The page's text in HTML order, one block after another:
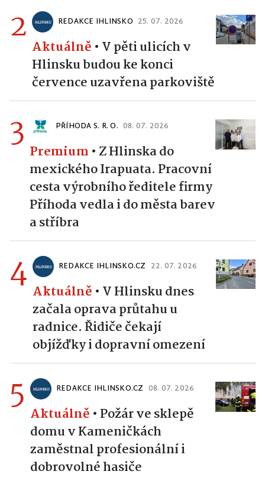
2 REDAKCE IHLINSKO 25. 07. 2026
Aktuálně • V pěti ulicích v
Hlinsku budou ke konci
července uzavřena parkoviště
3 PŘÍHODA S. R. O. 08. 07. 2026
Premium • Z Hlinska do
mexického Irapuata. Pracovní
cesta výrobního ředitele firmy
Příhoda vedla i do města barev
a stříbra
4 REDAKCE IHLINSKO.CZ 22. 07. 2026
Aktuálně • V Hlinsku dnes
začala oprava průtahu u
radnice. Řidiče čekají
objížďky i dopravní omezení
5 REDAKCE IHLINSKO.CZ 08. 07. 2026
Aktuálně • Požár ve sklepě
domu v Kameničkách
zaměstnal profesionální i
dobrovolné hasiče